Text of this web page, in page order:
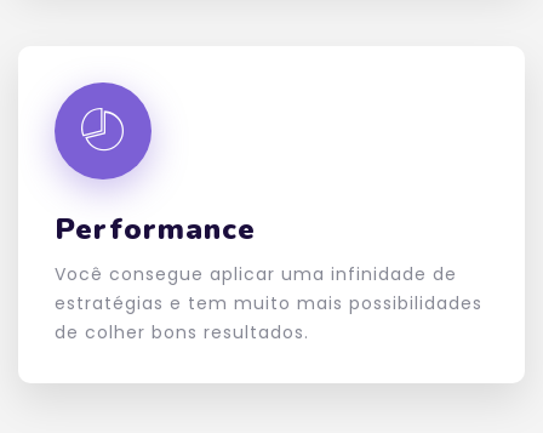
Performance
Você consegue aplicar uma infinidade de
estratégias e tem muito mais possibilidades
de colher bons resultados.